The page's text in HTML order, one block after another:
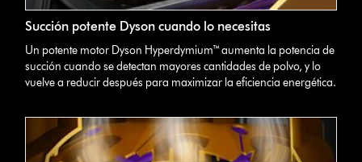
Succión potente Dyson cuando lo necesitas
Un potente motor Dyson Hyperdymium™ aumenta la potencia de
succión cuando se detectan mayores cantidades de polvo, y lo
vuelve a reducir después para maximizar la eficiencia energética.